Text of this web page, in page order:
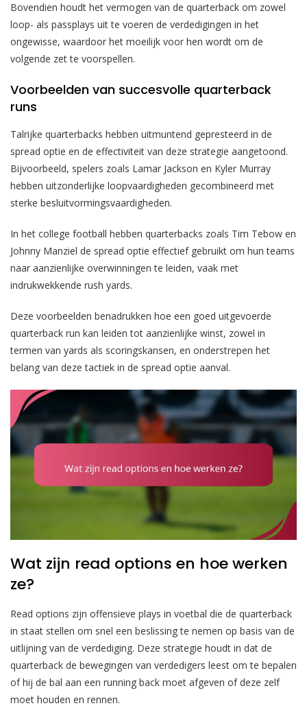
Bovendien houdt het vermogen van de quarterback om zowel
loop- als passplays uit te voeren de verdedigingen in het
ongewisse, waardoor het moeilijk voor hen wordt om de
volgende zet te voorspellen.
Voorbeelden van succesvolle quarterback
runs
Talrijke quarterbacks hebben uitmuntend gepresteerd in de
spread optie en de effectiviteit van deze strategie aangetoond.
Bijvoorbeeld, spelers zoals Lamar Jackson en Kyler Murray
hebben uitzonderlijke loopvaardigheden gecombineerd met
sterke besluitvormingsvaardigheden.
In het college football hebben quarterbacks zoals Tim Tebow en
Johnny Manziel de spread optie effectief gebruikt om hun teams
naar aanzienlijke overwinningen te leiden, vaak met
indrukwekkende rush yards.
Deze voorbeelden benadrukken hoe een goed uitgevoerde
quarterback run kan leiden tot aanzienlijke winst, zowel in
termen van yards als scoringskansen, en onderstrepen het
belang van deze tactiek in de spread optie aanval.
Wat zijn read options en hoe werken
ze?
Read options zijn offensieve plays in voetbal die de quarterback
in staat stellen om snel een beslissing te nemen op basis van de
uitlijning van de verdediging. Deze strategie houdt in dat de
quarterback de bewegingen van verdedigers leest om te bepalen
of hij de bal aan een running back moet afgeven of deze zelf
moet houden en rennen.